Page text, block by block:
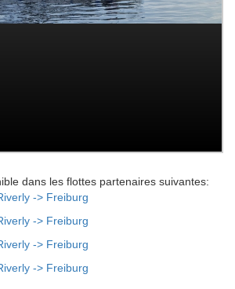
dans les flottes partenaires suivantes:
-> Freiburg
-> Freiburg
-> Freiburg
-> Freiburg